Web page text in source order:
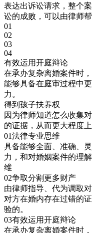
表达出诉讼请求，整个
讼的成败，可以由律师帮
01
02
03
04
有效运用开庭辩论
在承办复杂离婚案件时
能够具备在庭审过程中
力。
得到孩子扶养权
因为律师知道怎么收集
的证据，从而更大程度
01法律专业思维
具备能够全面、准确、
力，和对婚姻案件的理
维
02争取分割更多财产
由律师指导、代为调取
对方在婚内存在过错的
验的。
03有效运用开庭辩论
在承办复杂离婚案件时